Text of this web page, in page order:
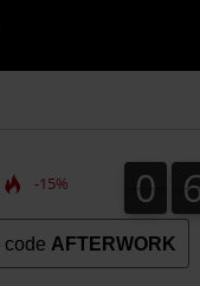
-15% 0
0
code AFTERWORK